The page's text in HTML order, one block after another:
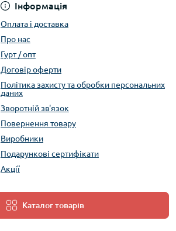
Інформація
Оплата і доставка
Про нас
Гурт / опт
Договір оферти
Політика захисту та обробки персональних
даних
Зворотній зв'язок
Повернення товару
Виробники
Подарункові сертифікати
Акції
Каталог товарів